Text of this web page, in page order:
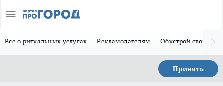
Всё о ритуальных услугах Рекламодателям Обустрой свой дом
Принять